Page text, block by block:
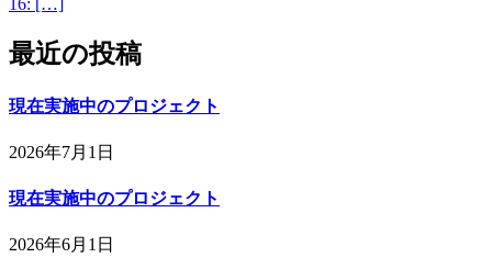
16: […]
最近の投稿
現在実施中のプロジェクト
2026年7月1日
現在実施中のプロジェクト
2026年6月1日